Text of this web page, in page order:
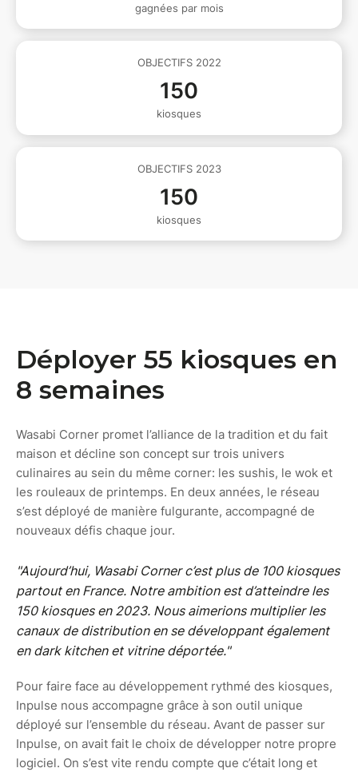
gagnées par mois
OBJECTIFS 2022
150
kiosques
OBJECTIFS 2023
150
kiosques
Déployer 55 kiosques en
8 semaines
Wasabi Corner promet l’alliance de la tradition et du fait
maison et décline son concept sur trois univers
culinaires au sein du même corner: les sushis, le wok et
les rouleaux de printemps. En deux années, le réseau
s’est déployé de manière fulgurante, accompagné de
nouveaux défis chaque jour.
"Aujourd’hui, Wasabi Corner c’est plus de 100 kiosques
partout en France. Notre ambition est d’atteindre les
150 kiosques en 2023. Nous aimerions multiplier les
canaux de distribution en se développant également
en dark kitchen et vitrine déportée."
Pour faire face au développement rythmé des kiosques,
Inpulse nous accompagne grâce à son outil unique
déployé sur l’ensemble du réseau. Avant de passer sur
Inpulse, on avait fait le choix de développer notre propre
logiciel. On s’est vite rendu compte que c’était long et